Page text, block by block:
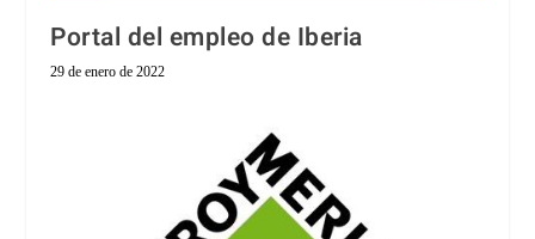
Portal del empleo de Iberia
29 de enero de 2022